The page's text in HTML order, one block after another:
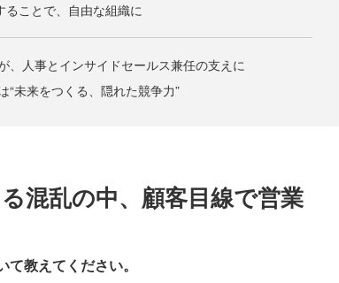
ることで、自由な組織に
、人事とインサイドセールス兼任の支えに
“未来をつくる、隠れた競争力”
混乱の中、顧客目線で営業
教えてください。